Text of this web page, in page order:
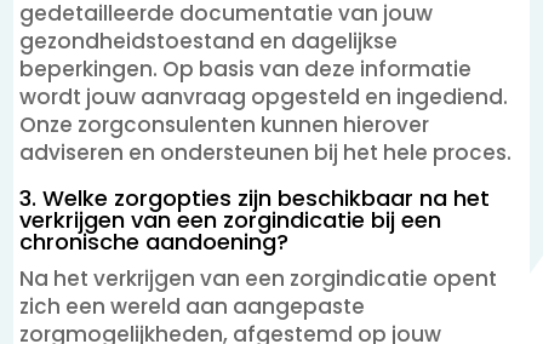
gedetailleerde documentatie van jouw
gezondheidstoestand en dagelijkse
beperkingen. Op basis van deze informatie
wordt jouw aanvraag opgesteld en ingediend.
Onze zorgconsulenten kunnen hierover
adviseren en ondersteunen bij het hele proces.
3. Welke zorgopties zijn beschikbaar na het
verkrijgen van een zorgindicatie bij een
chronische aandoening?
Na het verkrijgen van een zorgindicatie opent
zich een wereld aan aangepaste
zorgmogelijkheden, afgestemd op jouw